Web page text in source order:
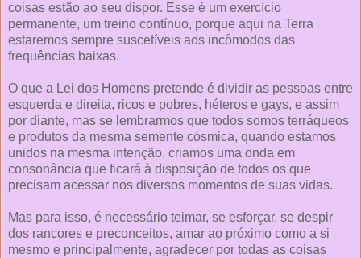
coisas estão ao seu dispor. Esse é um exercício
permanente, um treino contínuo, porque aqui na Terra
estaremos sempre suscetíveis aos incômodos das
frequências baixas.
O que a Lei dos Homens pretende é dividir as pessoas entre
esquerda e direita, ricos e pobres, héteros e gays, e assim
por diante, mas se lembrarmos que todos somos terráqueos
e produtos da mesma semente cósmica, quando estamos
unidos na mesma intenção, criamos uma onda em
consonância que ficará à disposição de todos os que
precisam acessar nos diversos momentos de suas vidas.
Mas para isso, é necessário teimar, se esforçar, se despir
dos rancores e preconceitos, amar ao próximo como a si
mesmo e principalmente, agradecer por todas as coisas